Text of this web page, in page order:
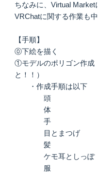
ちなみに、Virtual Market
VRChatに関する作業も
【手順】
⓪下絵を描く
①モデルのポリゴン作成
と！！）
・作成手順は以下
頭
体
手
目とまつげ
髪
ケモ耳としっぽ
服